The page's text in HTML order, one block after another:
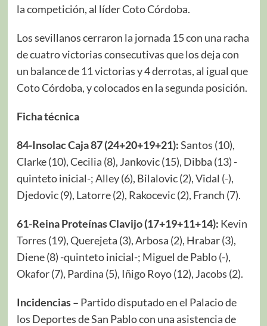
la competición, al líder Coto Córdoba.
Los sevillanos cerraron la jornada 15 con una racha
de cuatro victorias consecutivas que los deja con
un balance de 11 victorias y 4 derrotas, al igual que
Coto Córdoba, y colocados en la segunda posición.
Ficha técnica
84-Insolac Caja 87 (24+20+19+21):Santos (10),
Clarke (10), Cecilia (8), Jankovic (15), Dibba (13) -
quinteto inicial-; Alley (6), Bilalovic (2), Vidal (-),
Djedovic (9), Latorre (2), Rakocevic (2), Franch (7).
61-Reina Proteínas Clavijo (17+19+11+14): Kevin
Torres (19), Querejeta (3), Arbosa (2), Hrabar (3),
Diene (8) -quinteto inicial-; Miguel de Pablo (-),
Okafor (7), Pardina (5), Iñigo Royo (12), Jacobs (2).
Incidencias – Partido disputado en el Palacio de
los Deportes de San Pablo con una asistencia de